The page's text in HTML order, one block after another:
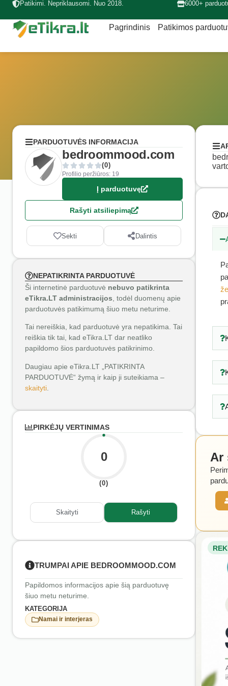
Patikimi. Nepriklausomi. Nuo 2018. 6000+
Pagrindinis Patikimos
PARDUOTUVĖS INFORMACIJA
bedroommood.com
(0)
Profilio peržiūros: 19
Į parduotuvę
Rašyti atsiliepimą
Sekti Dalintis
NEPATIKRINTA PARDUOTUVĖ
Ši internetinė parduotuvė nebuvo patikrinta
eTikra.LT administracijos , todėl duomenų apie
parduotuvės patikimumą šiuo metu neturime.
Tai nereiškia, kad parduotuvė yra nepatikima. Tai
reiškia tik tai, kad eTikra.LT dar neatliko
papildomo šios parduotuvės patikrinimo.
Daugiau apie eTikra.LT „PATIKRINTA
PARDUOTUVĖ“ žymą ir kaip ji suteikiama –
skaityti
PIRKĖJŲ VERTINIMAS
0
(0)
Skaityti Rašyti
TRUMPAI APIE BEDROOMMOOD.COM
Papildomos informacijos apie šią parduotuvę
šiuo metu neturime.
KATEGORIJA
Namai ir interjeras
Ar